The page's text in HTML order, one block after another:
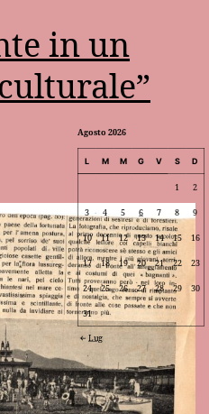
in un
Agosto 2026
L M M G V S D
1 2
3 4 5 6 7 8 9
10 11 12 13 14 15 16
17 18 19 20 21 22 23
24 25 26 27 28 29 30
31
Lug